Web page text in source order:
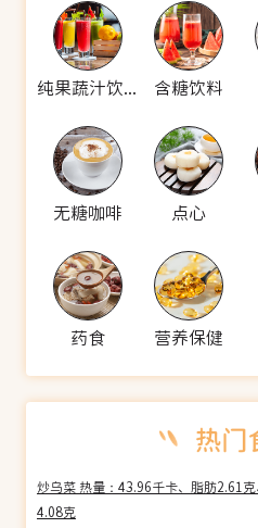
纯果蔬汁饮料 含糖饮料
无糖咖啡 点心
药食 营养保健
炒乌菜 热量：43.96千卡、脂肪2.61
4.08克